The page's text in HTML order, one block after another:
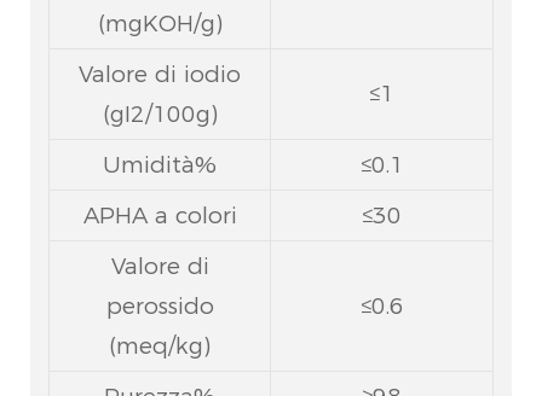
(mgKOH/g)
Valore di iodio
(gI2/100g)
≤1
Umidità%
≤0.1
APHA a colori
≤30
Valore di
perossido
(meq/kg)
≤0.6